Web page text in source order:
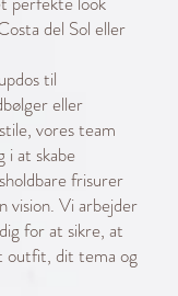
del Sol eller
til
eller
vores team
i at skabe
frisurer
vision. Vi arbejder
for at sikre, at
outfit, dit tema og